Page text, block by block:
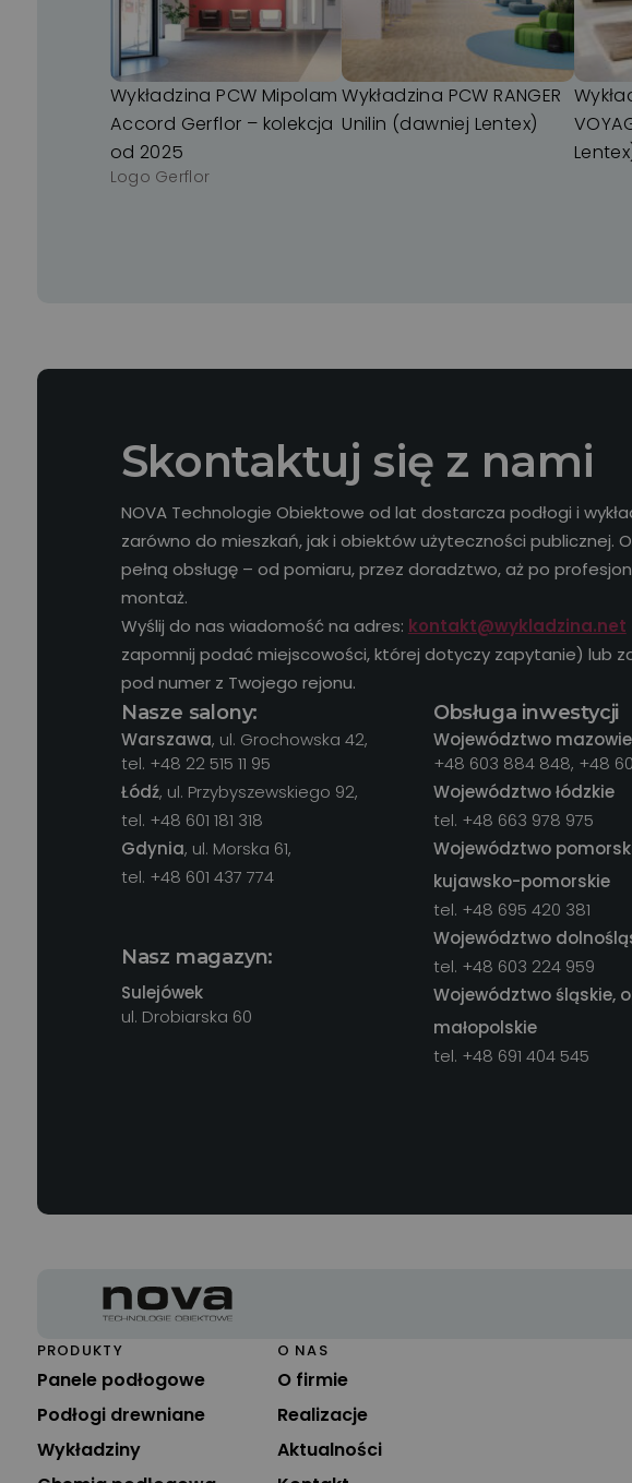
Wykładzina PCW Mipolam
Accord Gerflor – kolekcja
od 2025
Logo Gerflor
Wykładzina PCW RANGER
Unilin (dawniej Lentex)
Skontaktuj się z nami
NOVA Technologie Obiektowe od lat dostarcza podłogi i
zarówno do mieszkań, jak i obiektów użyteczności publicznej.
pełną obsługę – od pomiaru, przez doradztwo, aż po
montaż.
Wyślij do nas wiadomość na adres: kontakt@wykladzina.net
zapomnij podać miejscowości, której dotyczy zapytanie) lub
pod numer z Twojego rejonu.
Nasze salony:
Warszawa, ul. Grochowska 42,
tel. +48 22 515 11 95
Łódź, ul. Przybyszewskiego 92,
tel. +48 601 181 318
Gdynia, ul. Morska 61,
tel. +48 601 437 774
Obsługa inwestycji
Województwo
+48 603 884 848, +48
Województwo łódzkie
tel. +48 663 978 975
Województwo
kujawsko-pomorskie
tel. +48 695 420 381
Województwo
tel. +48 603 224 959
Województwo śląskie,
małopolskie
tel. +48 691 404 545
Nasz magazyn:
Sulejówek
ul. Drobiarska 60
PRODUKTY
Panele podłogowe
Podłogi drewniane
Wykładziny
O NAS
O firmie
Realizacje
Aktualności